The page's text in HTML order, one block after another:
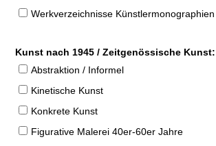
Werkverzeichnisse Künstlermonographien
Kunst nach 1945 / Zeitgenössische Kunst:
Abstraktion / Informel
Kinetische Kunst
Konkrete Kunst
Figurative Malerei 40er-60er Jahre